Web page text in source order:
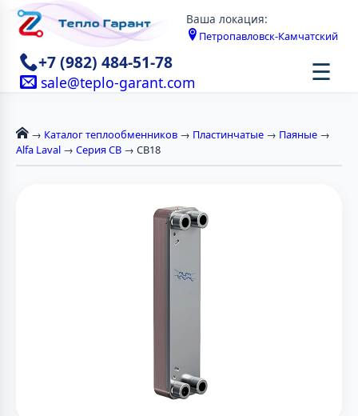
Ваша локация:
Петропавловск-Камчатский
+7 (982) 484-51-78
sale@teplo-garant.com ☰
→ Каталог теплообменников → Пластинчатые → Паяные →
Alfa Laval → Серия CB → CB18